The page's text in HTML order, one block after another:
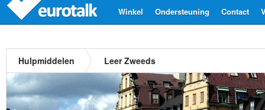
Contact
Ondersteuning
Winkel
Hulpmiddelen Leer Zweeds